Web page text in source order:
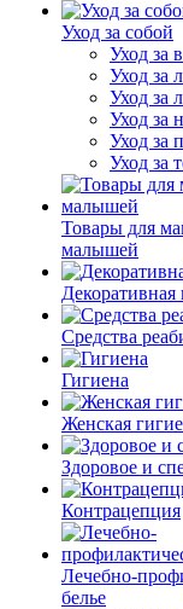
Уход за собой
Уход за
Уход за
Уход за
Уход за
Уход за
Уход за
Товары для
малышей
Декоративная
Средства
Гигиена
Женская
Здоровое и
Контрацепция
Лечебно-
белье